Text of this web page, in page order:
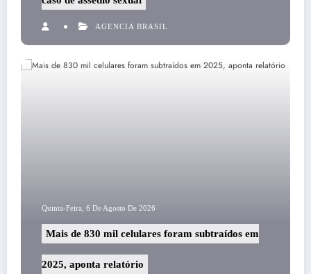
AGENCIA BRASIL
Quinta-Feira, 6 De Agosto De 2026
Mais de 830 mil celulares foram subtraídos em
2025, aponta relatório